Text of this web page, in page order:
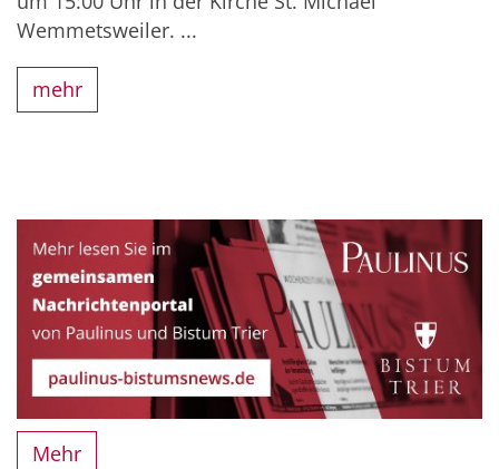
Wemmetsweiler. ...
mehr
Mehr